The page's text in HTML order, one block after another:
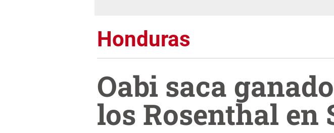
Honduras
Oabi saca
los Rosenthal en